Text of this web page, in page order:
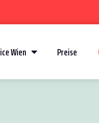
Wien Preise